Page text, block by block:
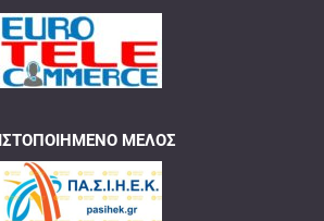
ΜΈΛΟΣ